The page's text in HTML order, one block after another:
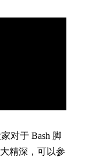
对于 Bash 脚
精深，可以参